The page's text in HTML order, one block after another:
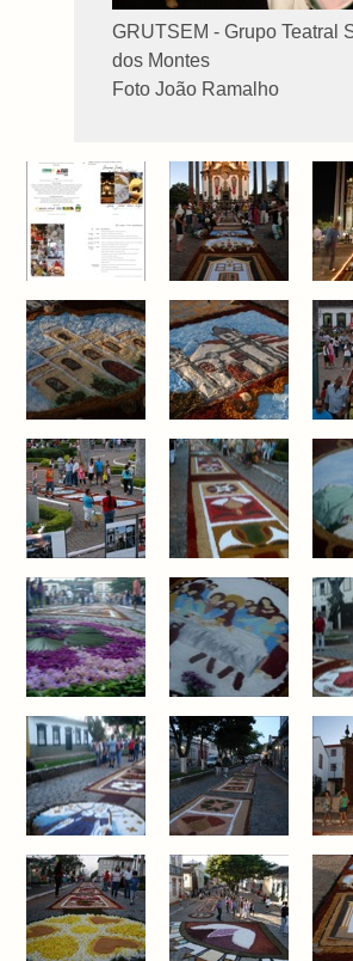
GRUTSEM - Grupo Teatral
dos Montes
Foto João Ramalho